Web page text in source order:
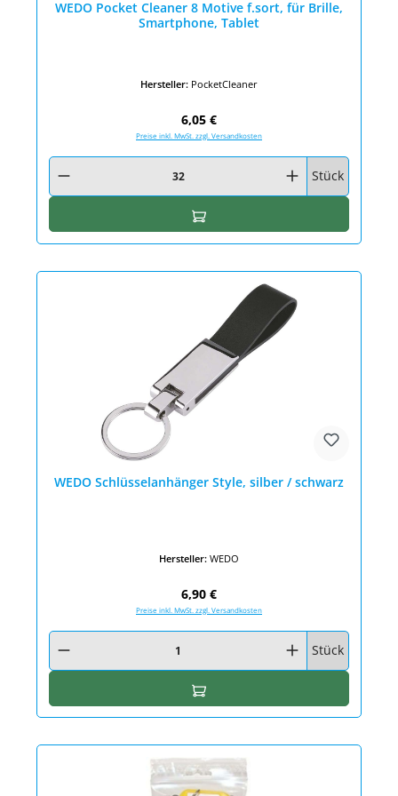
WEDO Pocket Cleaner 8 Motive f.sort, für Brille,
Smartphone, Tablet
Hersteller: PocketCleaner
Regulärer Preis:
6,05 €
Preise inkl. MwSt. zzgl. Versandkosten
Produkt Anzahl: Gib den gewünschten Wert ein oder benutze die
Stück
In den Warenkorb
WEDO Schlüsselanhänger Style, silber / schwarz
Hersteller: WEDO
Regulärer Preis:
6,90 €
Preise inkl. MwSt. zzgl. Versandkosten
Produkt Anzahl: Gib den gewünschten Wert ein oder benutze die
Stück
In den Warenkorb